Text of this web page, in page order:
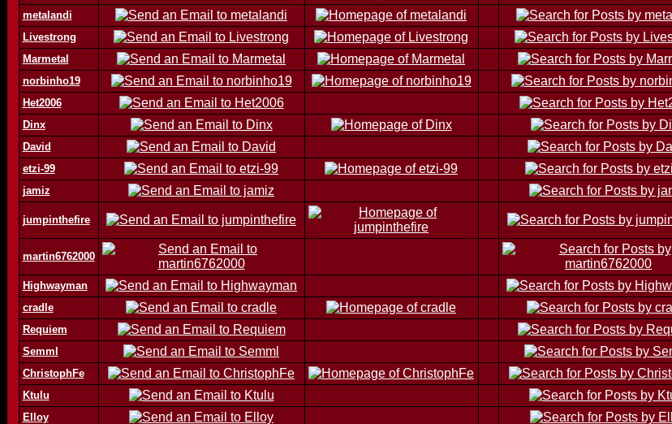
metalandi
Livestrong
Marmetal
norbinho19
Het2006
Dinx
David
etzi-99
jamiz
jumpinthefire
martin6762000
Highwayman
cradle
Requiem
Semml
ChristophFe
Ktulu
Elloy